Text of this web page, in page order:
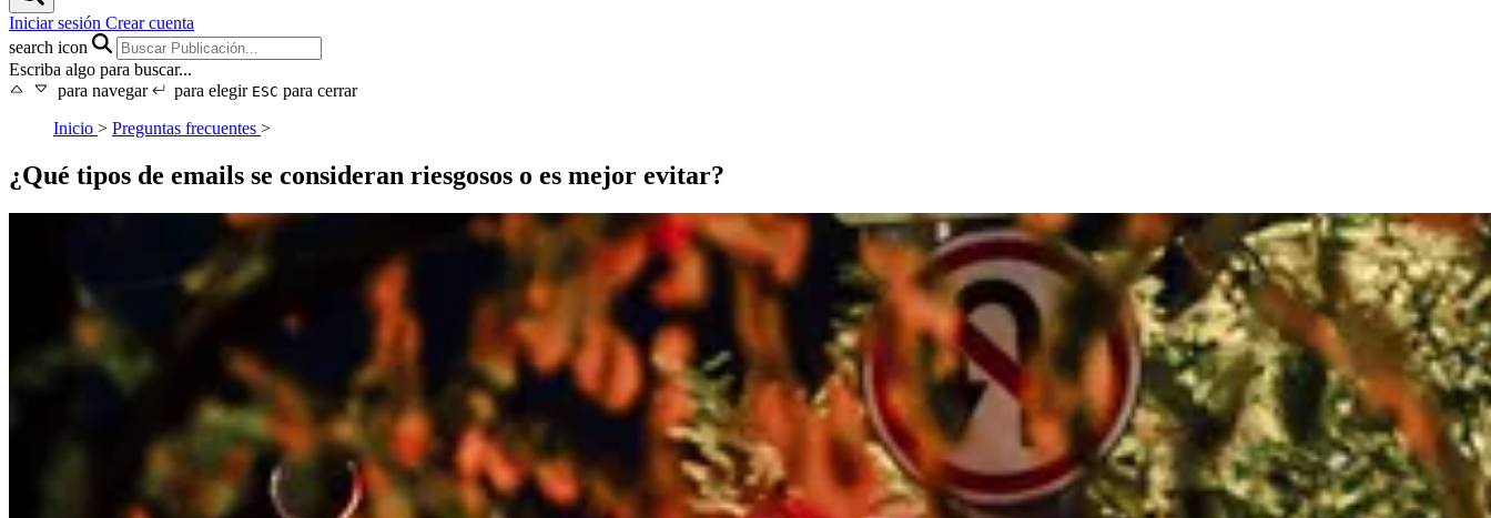
Iniciar sesión Crear cuenta
search icon
Escriba algo para buscar...
para navegar
para elegir ESC para cerrar
Inicio > Preguntas frecuentes >
¿Qué tipos de emails se consideran riesgosos o es mejor evitar?